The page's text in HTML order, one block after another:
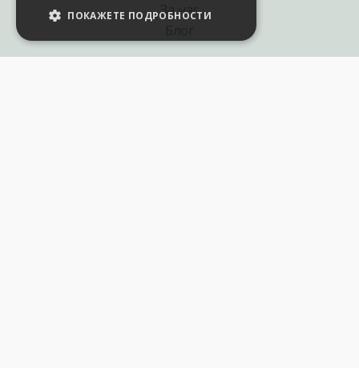
За нас
ПОКАЖЕТЕ ПОДРОБНОСТИ